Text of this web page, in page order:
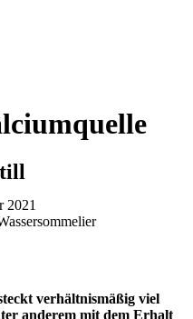
2021
verhältnismäßig viel
anderem mit dem Erhalt